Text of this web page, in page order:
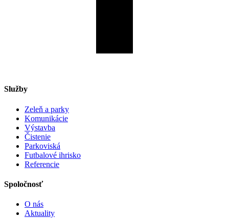
Služby
Zeleň a parky
Komunikácie
Výstavba
Čistenie
Parkoviská
Futbalové ihrisko
Referencie
Spoločnosť
O nás
Aktuality